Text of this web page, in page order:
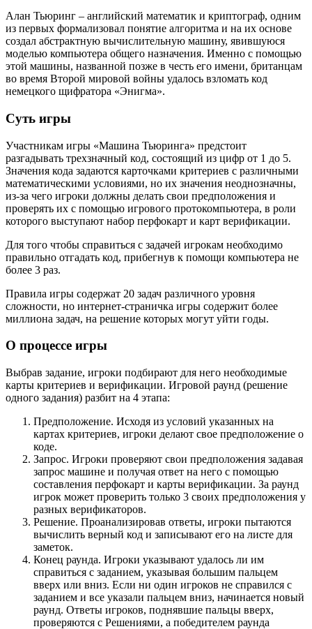
Алан Тьюринг – английский математик и криптограф, одним
из первых формализовал понятие алгоритма и на их основе
создал абстрактную вычислительную машину, явившуюся
моделью компьютера общего назначения. Именно с помощью
этой машины, названной позже в честь его имени, британцам
во время Второй мировой войны удалось взломать код
немецкого щифратора «Энигма».
Суть игры
Участникам игры «Машина Тьюринга» предстоит
разгадывать трехзначный код, состоящий из цифр от 1 до 5.
Значения кода задаются карточками критериев с различными
математическими условиями, но их значения неоднозначны,
из-за чего игроки должны делать свои предположения и
проверять их с помощью игрового протокомпьютера, в роли
которого выступают набор перфокарт и карт верификации.
Для того чтобы справиться с задачей игрокам необходимо
правильно отгадать код, прибегнув к помощи компьютера не
более 3 раз.
Правила игры содержат 20 задач различного уровня
сложности, но интернет-страничка игры содержит более
миллиона задач, на решение которых могут уйти годы.
О процессе игры
Выбрав задание, игроки подбирают для него необходимые
карты критериев и верификации. Игровой раунд (решение
одного задания) разбит на 4 этапа:
Предположение. Исходя из условий указанных на
картах критериев, игроки делают свое предположение о
коде.
Запрос. Игроки проверяют свои предположения задавая
запрос машине и получая ответ на него с помощью
составления перфокарт и карты верификации. За раунд
игрок может проверить только 3 своих предположения у
разных верификаторов.
Решение. Проанализировав ответы, игроки пытаются
вычислить верный код и записывают его на листе для
заметок.
Конец раунда. Игроки указывают удалось ли им
справиться с заданием, указывая большим пальцем
вверх или вниз. Если ни один игроков не справился с
заданием и все указали пальцем вниз, начинается новый
раунд. Ответы игроков, поднявшие пальцы вверх,
проверяются с Решениями, а победителем раунда